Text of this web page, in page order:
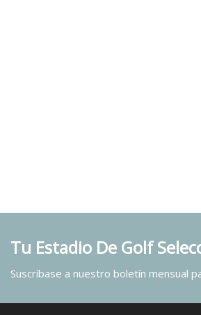
Tu Estadio De Golf
Suscríbase a nuestro boletín mensual